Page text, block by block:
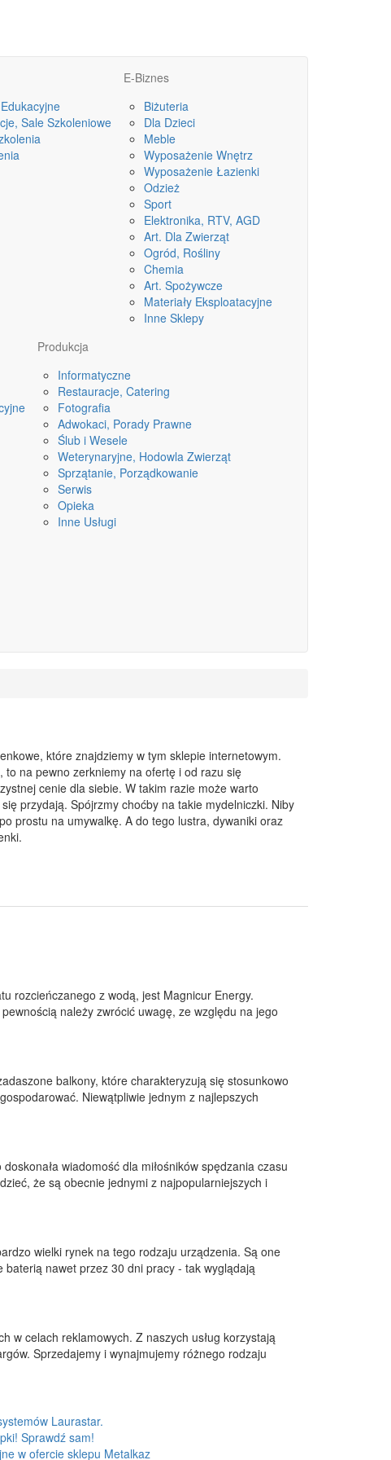
Sale Szkoleniowe
E-Biznes
Biżuteria
Dla Dzieci
Meble
Wyposażenie Wnętrz
Wyposażenie Łazienki
Odzież
Sport
Elektronika, RTV, AGD
Art. Dla Zwierząt
Ogród, Rośliny
Chemia
Art. Spożywcze
Materiały Eksploatacyjne
Inne Sklepy
Produkcja
Informatyczne
Restauracje, Catering
Fotografia
Adwokaci, Porady Prawne
Ślub i Wesele
Weterynaryjne, Hodowla Zwierząt
Sprzątanie, Porządkowanie
Serwis
Opieka
Inne Usługi
które znajdziemy w tym sklepie internetowym.
na pewno zerkniemy na ofertę i od razu się
cenie dla siebie. W takim razie może warto
przydają. Spójrzmy choćby na takie mydelniczki. Niby
prostu na umywalkę. A do tego lustra, dywaniki oraz
rozcieńczanego z wodą, jest Magnicur Energy.
należy zwrócić uwagę, ze względu na jego
balkony, które charakteryzują się stosunkowo
Niewątpliwie jednym z najlepszych
wiadomość dla miłośników spędzania czasu
że są obecnie jednymi z najpopularniejszych i
wielki rynek na tego rodzaju urządzenia. Są one
nawet przez 30 dni pracy - tak wyglądają
w celach reklamowych. Z naszych usług korzystają
Sprzedajemy i wynajmujemy różnego rodzaju
Laurastar.
Sprawdź sam!
w ofercie sklepu Metalkaz